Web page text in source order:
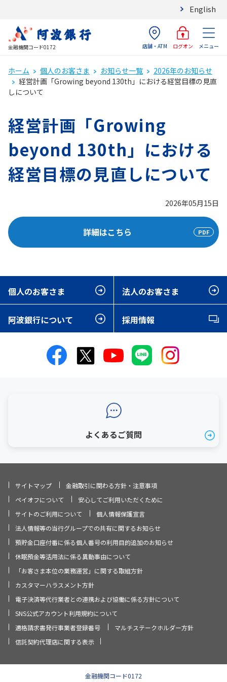
English
金融機関コード0172 店舗・ATM ログオン メニュー
ホーム 個人のお客さま お知らせ一覧
2026年のお知らせ
経営計画「Growing beyond 130th」における経営目標の見直
しについて
経営計画「Growing
beyond 130th」における
経営目標の見直しについて
2026年05月15日
詳細はこちら
個人のお客さま 法人のお客さま
阿波銀行について 採用情報
よくあるご質問
サイトマップ
金融取引に関わる方針・注意事項
ペイオフについて
安心してご利用いただくために
サイトのご利用について
個人情報保護宣言
法人情報等の当行グループでの共有に関するお知らせ
預貯金口座付番に係る個人番号の利用目的追加のお知らせ
休眠預金等活用法に係る異動事由について
「お客さま本位の業務運営」に関する取組方針
カスタマーハラスメント方針
電子決済等代行業者との連携および協働に係る方針について
SNS公式アカウント利用規約について
適格請求書発行事業者登録番号
マルチステークホルダー方針
信託契約代理店に関する表示
金融機関コード0172